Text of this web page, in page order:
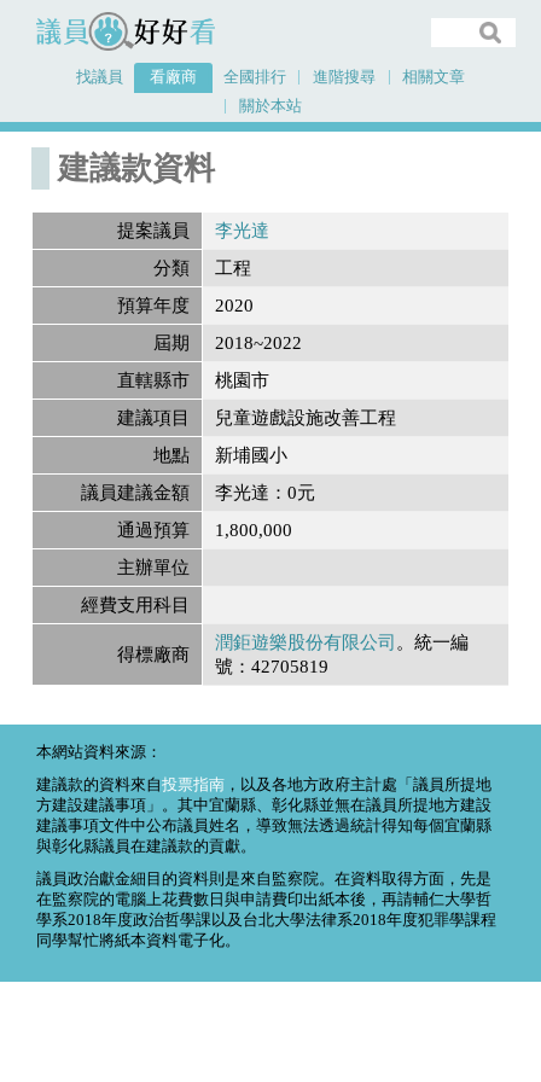
議員好好看
找議員 看廠商 全國排行 進階搜尋
相關文章
關於本站
首頁
建議款資料
提案議員
李光達
分類
工程
預算年度
2020
屆期
2018~2022
直轄縣市
桃園市
建議項目
兒童遊戲設施改善工程
地點
新埔國小
議員建議金額
李光達：0元
通過預算
1,800,000
主辦單位
經費支用科目
得標廠商
潤鉅遊樂股份有限公司 。統一編
號：42705819
本網站資料來源：
建議款的資料來自投票指南 ，以及各地方政府主計處「議員所提地
方建設建議事項」。其中宜蘭縣、彰化縣並無在議員所提地方建設
建議事項文件中公布議員姓名，導致無法透過統計得知每個宜蘭縣
與彰化縣議員在建議款的貢獻。
議員政治獻金細目的資料則是來自監察院。在資料取得方面，先是
在監察院的電腦上花費數日與申請費印出紙本後，再請輔仁大學哲
學系2018年度政治哲學課以及台北大學法律系2018年度犯罪學課程
同學幫忙將紙本資料電子化。